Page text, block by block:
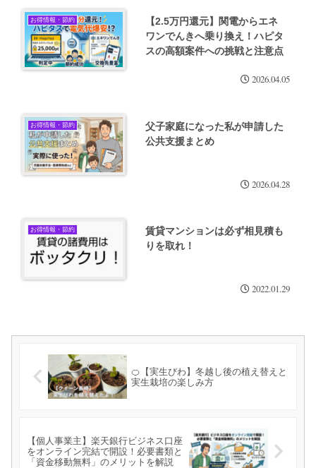
お得情報・節約
【2.5万円還元】関電からエネ
ワンでんきへ乗り換え！ハピタ
スの高額案件への挑戦と注意点
2026.04.05
お得情報・節約
父子家庭になった私が申請した
公共支援まとめ
2026.04.28
お得情報・節約
賃貸マンションは必ず相見積も
りを取れ！
2022.01.29
🍊【実生びわ】冬越し後の植え替えと
実生栽培の楽しみ方
【個人事業主】楽天銀行ビジネス口座
をオンライン完結で開設！必要書類と
「資金移動無料」のメリットを解説